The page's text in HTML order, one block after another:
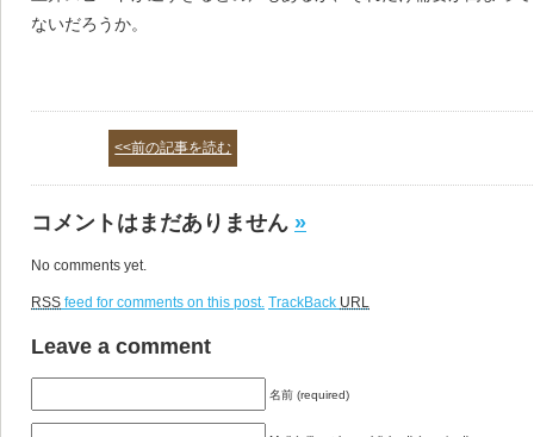
ないだろうか。
<<前の記事を読む
コメントはまだありません »
No comments yet.
RSS feed for comments on this post. TrackBack URL
Leave a comment
名前 (required)